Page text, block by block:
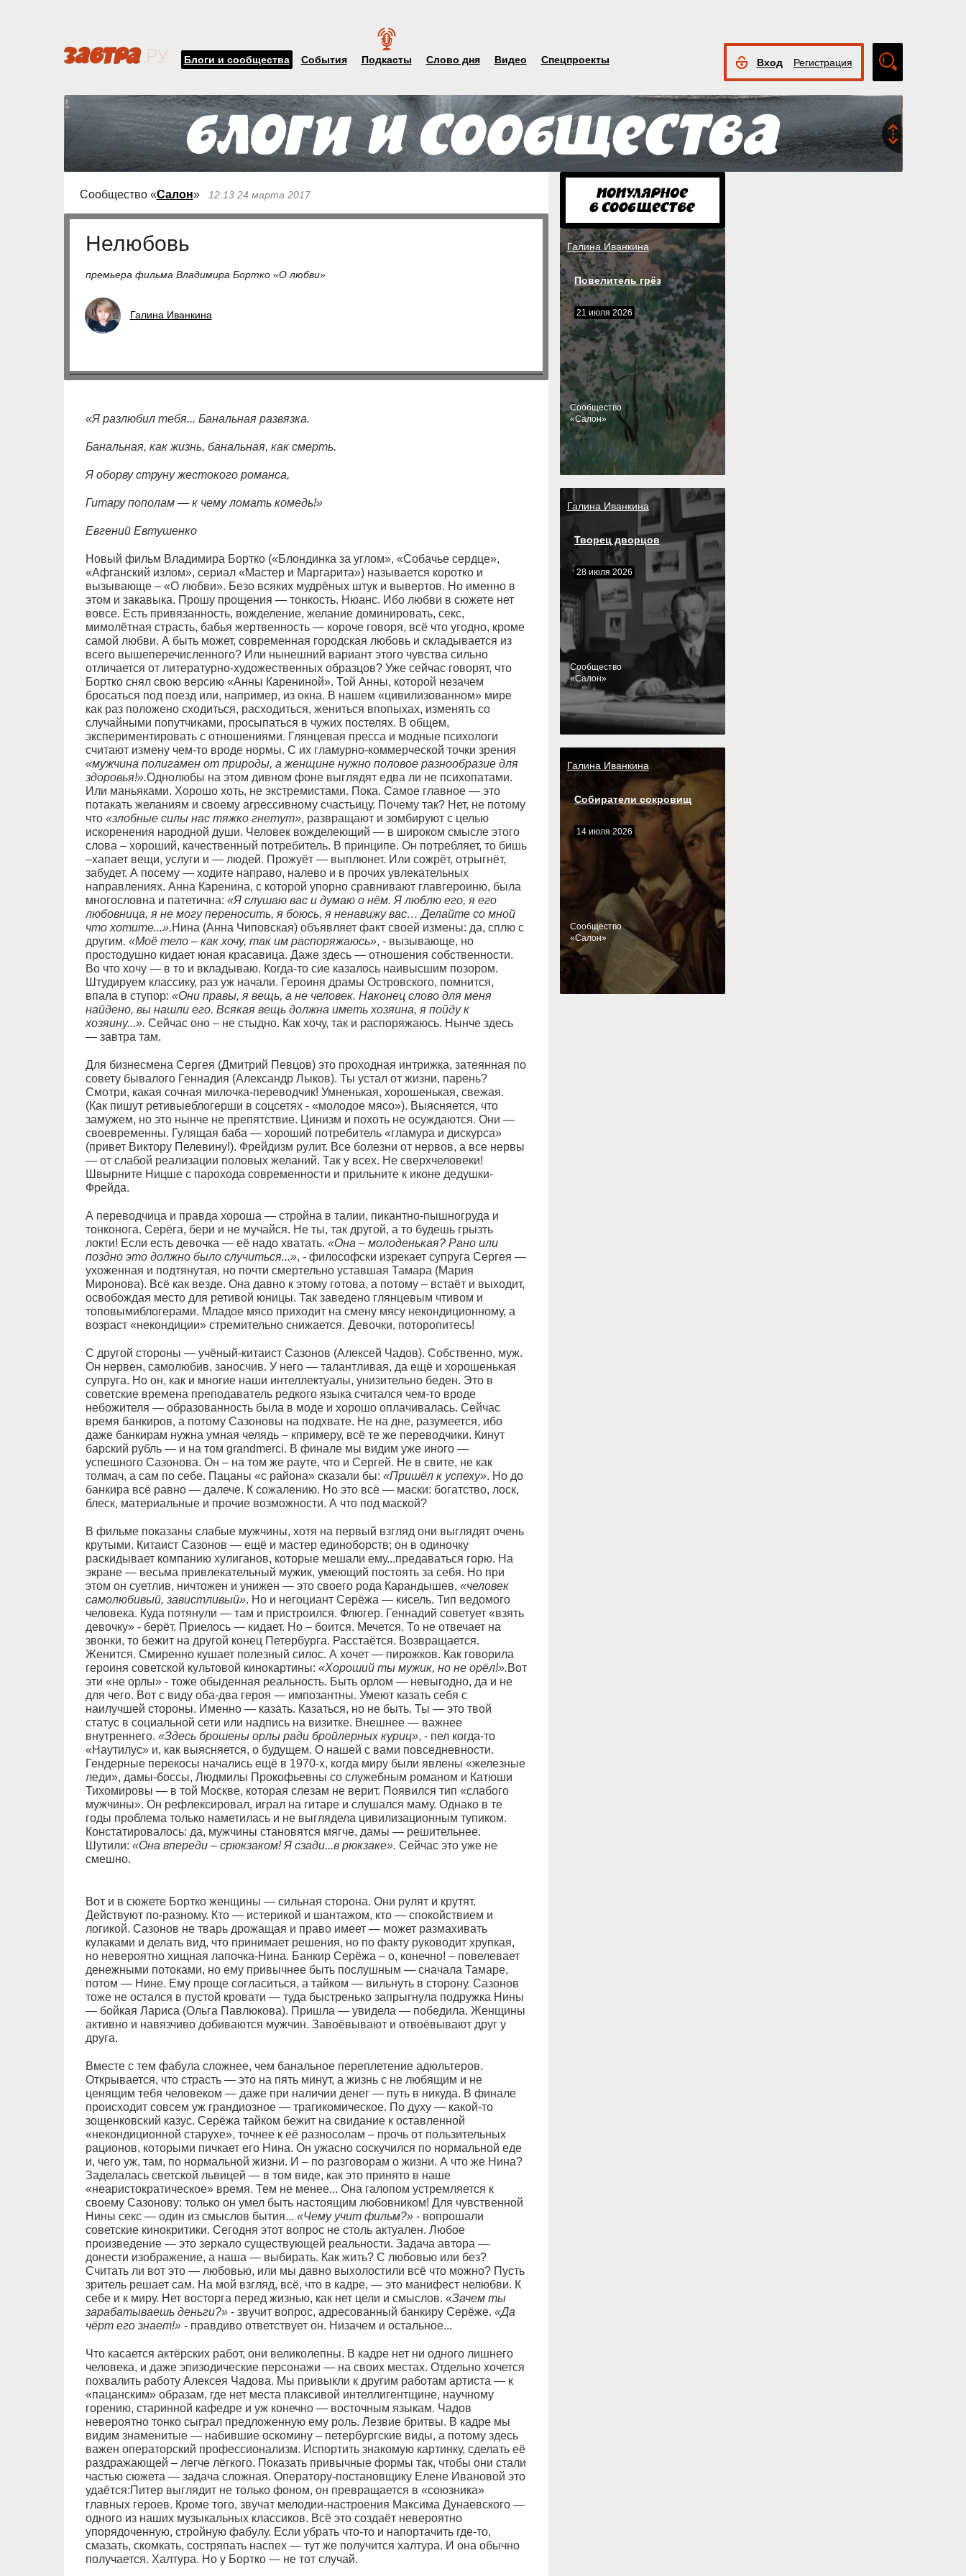
Блоги и сообщества События Подкасты Слово дня Видео Спецпроекты Вход Регистрация
поиск
Сообщество «Салон» 12:13 24 марта 2017
Нелюбовь
премьера фильма Владимира Бортко «О любви»
Галина Иванкина
«Я разлюбил тебя... Банальная развязка.
Банальная, как жизнь, банальная, как смерть.
Я оборву струну жестокого романса,
Гитару пополам — к чему ломать комедь!»
Евгений Евтушенко
Новый фильм Владимира Бортко («Блондинка за углом», «Собачье сердце»,
«Афганский излом», сериал «Мастер и Маргарита») называется коротко и
вызывающе – «О любви». Безо всяких мудрёных штук и вывертов. Но именно в
этом и закавыка. Прошу прощения — тонкость. Нюанс. Ибо любви в сюжете нет
вовсе. Есть привязанность, вожделение, желание доминировать, секс,
мимолётная страсть, бабья жертвенность — короче говоря, всё что угодно, кроме
самой любви. А быть может, современная городская любовь и складывается из
всего вышеперечисленного? Или нынешний вариант этого чувства сильно
отличается от литературно-художественных образцов? Уже сейчас говорят, что
Бортко снял свою версию «Анны Карениной». Той Анны, которой незачем
бросаться под поезд или, например, из окна. В нашем «цивилизованном» мире
как раз положено сходиться, расходиться, жениться впопыхах, изменять со
случайными попутчиками, просыпаться в чужих постелях. В общем,
экспериментировать с отношениями. Глянцевая пресса и модные психологи
считают измену чем-то вроде нормы. С их гламурно-коммерческой точки зрения
«мужчина полигамен от природы, а женщине нужно половое разнообразие для
здоровья!».Однолюбы на этом дивном фоне выглядят едва ли не психопатами.
Или маньяками. Хорошо хоть, не экстремистами. Пока. Самое главное — это
потакать желаниям и своему агрессивному счастьицу. Почему так? Нет, не потому
что «злобные силы нас тяжко гнетут», развращают и зомбируют с целью
искоренения народной души. Человек вожделеющий — в широком смысле этого
слова – хороший, качественный потребитель. В принципе. Он потребляет, то бишь
–хапает вещи, услуги и — людей. Прожуёт — выплюнет. Или сожрёт, отрыгнёт,
забудет. А посему — ходите направо, налево и в прочих увлекательных
направлениях. Анна Каренина, с которой упорно сравнивают главгероиню, была
многословна и патетична: «Я слушаю вас и думаю о нём. Я люблю его, я его
любовница, я не могу переносить, я боюсь, я ненавижу вас… Делайте со мной
что хотите...».Нина (Анна Чиповская) объявляет факт своей измены: да, сплю с
другим. «Моё тело – как хочу, так им распоряжаюсь», - вызывающе, но
простодушно кидает юная красавица. Даже здесь — отношения собственности.
Во что хочу — в то и вкладываю. Когда-то сие казалось наивысшим позором.
Штудируем классику, раз уж начали. Героиня драмы Островского, помнится,
впала в ступор: «Они правы, я вещь, а не человек. Наконец слово для меня
найдено, вы нашли его. Всякая вещь должна иметь хозяина, я пойду к
хозяину...». Сейчас оно – не стыдно. Как хочу, так и распоряжаюсь. Нынче здесь
— завтра там.
Для бизнесмена Сергея (Дмитрий Певцов) это проходная интрижка, затеянная по
совету бывалого Геннадия (Александр Лыков). Ты устал от жизни, парень?
Смотри, какая сочная милочка-переводчик! Умненькая, хорошенькая, свежая.
(Как пишут ретивыеблогерши в соцсетях - «молодое мясо»). Выясняется, что
замужем, но это нынче не препятствие. Цинизм и похоть не осуждаются. Они —
своевременны. Гулящая баба — хороший потребитель «гламура и дискурса»
(привет Виктору Пелевину!). Фрейдизм рулит. Все болезни от нервов, а все нервы
— от слабой реализации половых желаний. Так у всех. Не сверхчеловеки!
Швырните Ницше с парохода современности и прильните к иконе дедушки-
Фрейда.
А переводчица и правда хороша — стройна в талии, пикантно-пышногруда и
тонконога. Серёга, бери и не мучайся. Не ты, так другой, а то будешь грызть
локти! Если есть девочка — её надо хватать. «Она – молоденькая? Рано или
поздно это должно было случиться...», - философски изрекает супруга Сергея —
ухоженная и подтянутая, но почти смертельно уставшая Тамара (Мария
Миронова). Всё как везде. Она давно к этому готова, а потому – встаёт и выходит,
освобождая место для ретивой юницы. Так заведено глянцевым чтивом и
топовымиблогерами. Младое мясо приходит на смену мясу некондиционному, а
возраст «некондиции» стремительно снижается. Девочки, поторопитесь!
С другой стороны — учёный-китаист Сазонов (Алексей Чадов). Собственно, муж.
Он нервен, самолюбив, заносчив. У него — талантливая, да ещё и хорошенькая
супруга. Но он, как и многие наши интеллектуалы, унизительно беден. Это в
советские времена преподаватель редкого языка считался чем-то вроде
небожителя — образованность была в моде и хорошо оплачивалась. Сейчас
время банкиров, а потому Сазоновы на подхвате. Не на дне, разумеется, ибо
даже банкирам нужна умная челядь – кпримеру, всё те же переводчики. Кинут
барский рубль — и на том grandmerci. В финале мы видим уже иного —
успешного Сазонова. Он – на том же рауте, что и Сергей. Не в свите, не как
толмач, а сам по себе. Пацаны «с района» сказали бы: «Пришёл к успеху». Но до
банкира всё равно — далече. К сожалению. Но это всё — маски: богатство, лоск,
блеск, материальные и прочие возможности. А что под маской?
В фильме показаны слабые мужчины, хотя на первый взгляд они выглядят очень
крутыми. Китаист Сазонов — ещё и мастер единоборств; он в одиночку
раскидывает компанию хулиганов, которые мешали ему...предаваться горю. На
экране — весьма привлекательный мужик, умеющий постоять за себя. Но при
этом он суетлив, ничтожен и унижен — это своего рода Карандышев, «человек
самолюбивый, завистливый». Но и негоциант Серёжа — кисель. Тип ведомого
человека. Куда потянули — там и пристроился. Флюгер. Геннадий советует «взять
девочку» - берёт. Приелось — кидает. Но – боится. Мечется. То не отвечает на
звонки, то бежит на другой конец Петербурга. Расстаётся. Возвращается.
Женится. Смиренно кушает полезный силос. А хочет — пирожков. Как говорила
героиня советской культовой кинокартины: «Хороший ты мужик, но не орёл!».Вот
эти «не орлы» - тоже обыденная реальность. Быть орлом — невыгодно, да и не
для чего. Вот с виду оба-два героя — импозантны. Умеют казать себя с
наилучшей стороны. Именно — казать. Казаться, но не быть. Ты — это твой
статус в социальной сети или надпись на визитке. Внешнее — важнее
внутреннего. «Здесь брошены орлы ради бройлерных куриц», - пел когда-то
«Наутилус» и, как выясняется, о будущем. О нашей с вами повседневности.
Гендерные перекосы начались ещё в 1970-х, когда миру были явлены «железные
леди», дамы-боссы, Людмилы Прокофьевны со служебным романом и Катюши
Тихомировы — в той Москве, которая слезам не верит. Появился тип «слабого
мужчины». Он рефлексировал, играл на гитаре и слушался маму. Однако в те
годы проблема только наметилась и не выглядела цивилизационным тупиком.
Констатировалось: да, мужчины становятся мягче, дамы — решительнее.
Шутили: «Она впереди – срюкзаком! Я сзади...в рюкзаке». Сейчас это уже не
смешно.
Вот и в сюжете Бортко женщины — сильная сторона. Они рулят и крутят.
Действуют по-разному. Кто — истерикой и шантажом, кто — спокойствием и
логикой. Сазонов не тварь дрожащая и право имеет — может размахивать
кулаками и делать вид, что принимает решения, но по факту руководит хрупкая,
но невероятно хищная лапочка-Нина. Банкир Серёжа – о, конечно! – повелевает
денежными потоками, но ему привычнее быть послушным — сначала Тамаре,
потом — Нине. Ему проще согласиться, а тайком — вильнуть в сторону. Сазонов
тоже не остался в пустой кровати — туда быстренько запрыгнула подружка Нины
— бойкая Лариса (Ольга Павлюкова). Пришла — увидела — победила. Женщины
активно и навязчиво добиваются мужчин. Завоёвывают и отвоёвывают друг у
друга.
Вместе с тем фабула сложнее, чем банальное переплетение адюльтеров.
Открывается, что страсть — это на пять минут, а жизнь с не любящим и не
ценящим тебя человеком — даже при наличии денег — путь в никуда. В финале
происходит совсем уж грандиозное — трагикомическое. По духу — какой-то
зощенковский казус. Серёжа тайком бежит на свидание к оставленной
«некондиционной старухе», точнее к её разносолам – прочь от пользительных
рационов, которыми пичкает его Нина. Он ужасно соскучился по нормальной еде
и, чего уж, там, по нормальной жизни. И – по разговорам о жизни. А что же Нина?
Заделалась светской львицей — в том виде, как это принято в наше
«неаристократическое» время. Тем не менее... Она галопом устремляется к
своему Сазонову: только он умел быть настоящим любовником! Для чувственной
Нины секс — один из смыслов бытия... «Чему учит фильм?»- вопрошали
советские кинокритики. Сегодня этот вопрос не столь актуален. Любое
произведение — это зеркало существующей реальности. Задача автора —
донести изображение, а наша — выбирать. Как жить? С любовью или без?
Считать ли вот это — любовью, или мы давно выхолостили всё что можно? Пусть
зритель решает сам. На мой взгляд, всё, что в кадре, — это манифест нелюбви. К
себе и к миру. Нет восторга перед жизнью, как нет цели и смыслов. «Зачем ты
зарабатываешь деньги?» - звучит вопрос, адресованный банкиру Серёже. «Да
чёрт его знает!»- правдиво ответствует он. Низачем и остальное...
Что касается актёрских работ, они великолепны. В кадре нет ни одного лишнего
человека, и даже эпизодические персонажи — на своих местах. Отдельно хочется
похвалить работу Алексея Чадова. Мы привыкли к другим работам артиста — к
«пацанским» образам, где нет места плаксивой интеллигентщине, научному
горению, старинной кафедре и уж конечно — восточным языкам. Чадов
невероятно тонко сыграл предложенную ему роль. Лезвие бритвы. В кадре мы
видим знаменитые — набившие оскомину – петербургские виды, а потому здесь
важен операторский профессионализм. Испортить знакомую картинку, сделать её
раздражающей – легче лёгкого. Показать привычные формы так, чтобы они стали
частью сюжета — задача сложная. Оператору-постановщику Елене Ивановой это
удаётся:Питер выглядит не только фоном, он превращается в «союзника»
главных героев. Кроме того, звучат мелодии-настроения Максима Дунаевского —
одного из наших музыкальных классиков. Всё это создаёт невероятно
упорядоченную, стройную фабулу. Если убрать что-то и напортачить где-то,
смазать, скомкать, состряпать наспех — тут же получится халтура. И она обычно
получается. Халтура. Но у Бортко — не тот случай.
Галина Иванкина
Повелитель грёз
21 июля 2026
Cообщество
«Салон»
Галина Иванкина
Творец дворцов
28 июля 2026
Cообщество
«Салон»
Галина Иванкина
Собиратели сокровищ
14 июля 2026
Cообщество
«Салон»